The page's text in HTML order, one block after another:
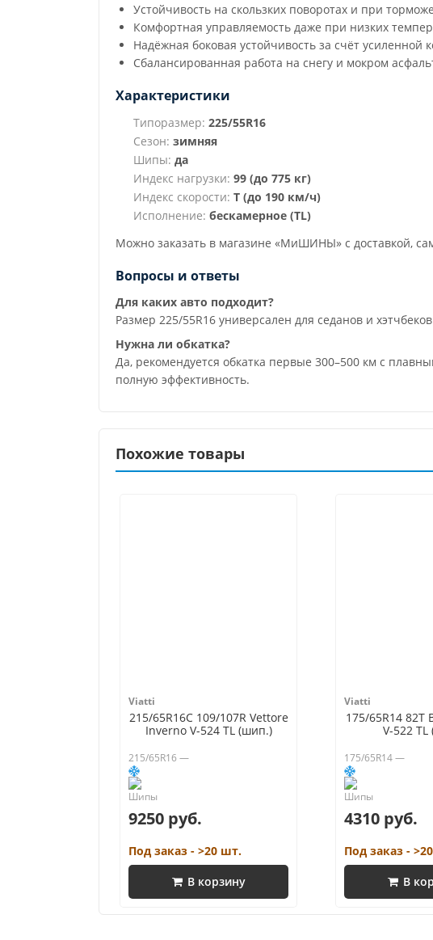
Устойчивость на скользких поворотах и при
Комфортная управляемость даже при низких
Надёжная боковая устойчивость за счёт усиленной
Сбалансированная работа на снегу и мокром
Характеристики
Типоразмер: 225/55R16
Сезон: зимняя
Шипы: да
Индекс нагрузки: 99 (до 775 кг)
Индекс скорости: T (до 190 км/ч)
Исполнение: бескамерное (TL)
Можно заказать в магазине «МиШИНЫ» с доставкой,
Вопросы и ответы
Для каких авто подходит?
Размер 225/55R16 универсален для седанов и
Нужна ли обкатка?
Да, рекомендуется обкатка первые 300–500 км с
полную эффективность.
Похожие товары
Viatti
215/65R16C 109/107R Vettore
Inverno V-524 TL (шип.)
215/65R16 —
9250 руб.
Под заказ - >20 шт.
В корзину
Viatti
175/65R14 82T
V-522
175/65R14 —
4310 руб.
Под заказ -
В